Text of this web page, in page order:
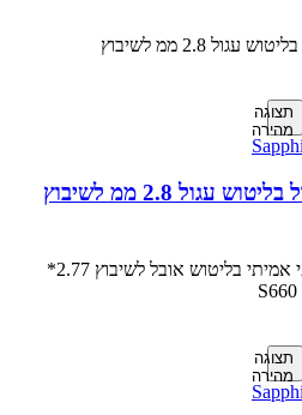
תצוגה
מהירה
תצוגה
מהירה